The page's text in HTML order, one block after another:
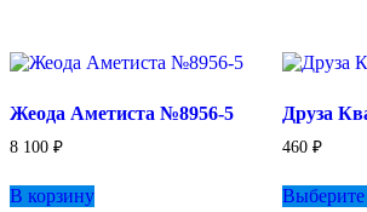
Жеода Аметиста №8956-5
8 100 ₽
В корзину
Друза
460 ₽